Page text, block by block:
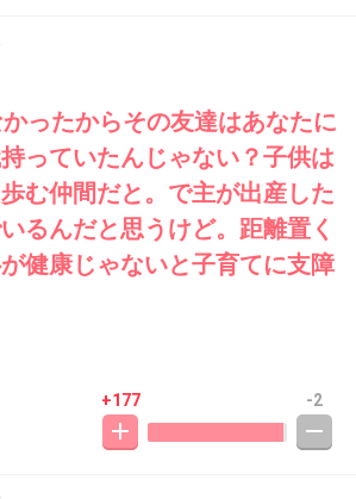
ったからその友達はあなたに
っていたんじゃない？子供は
む仲間だと。で主が出産した
るんだと思うけど。距離置く
健康じゃないと子育てに支障
+177 -2